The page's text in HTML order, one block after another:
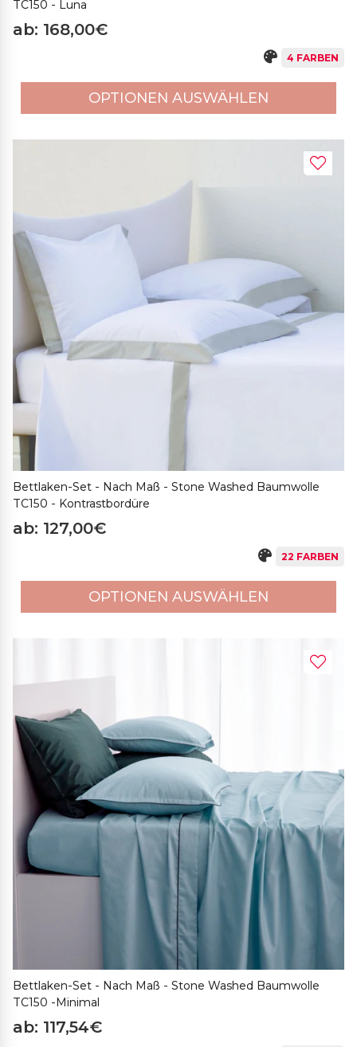
TC150 - Luna
ab: 168,00€
4 FARBEN
OPTIONEN AUSWÄHLEN
Bettlaken-Set - Nach Maß - Stone Washed Baumwolle
TC150 - Kontrastbordüre
ab: 127,00€
22 FARBEN
OPTIONEN AUSWÄHLEN
Bettlaken-Set - Nach Maß - Stone Washed Baumwolle
TC150 -Minimal
ab: 117,54€